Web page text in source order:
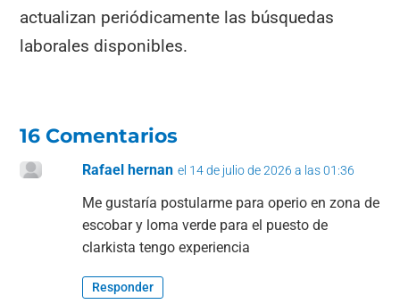
actualizan periódicamente las búsquedas
laborales disponibles.
16 Comentarios
Rafael hernan el 14 de julio de 2026 a las 01:36
Me gustaría postularme para operio en zona de
escobar y loma verde para el puesto de
clarkista tengo experiencia
Responder